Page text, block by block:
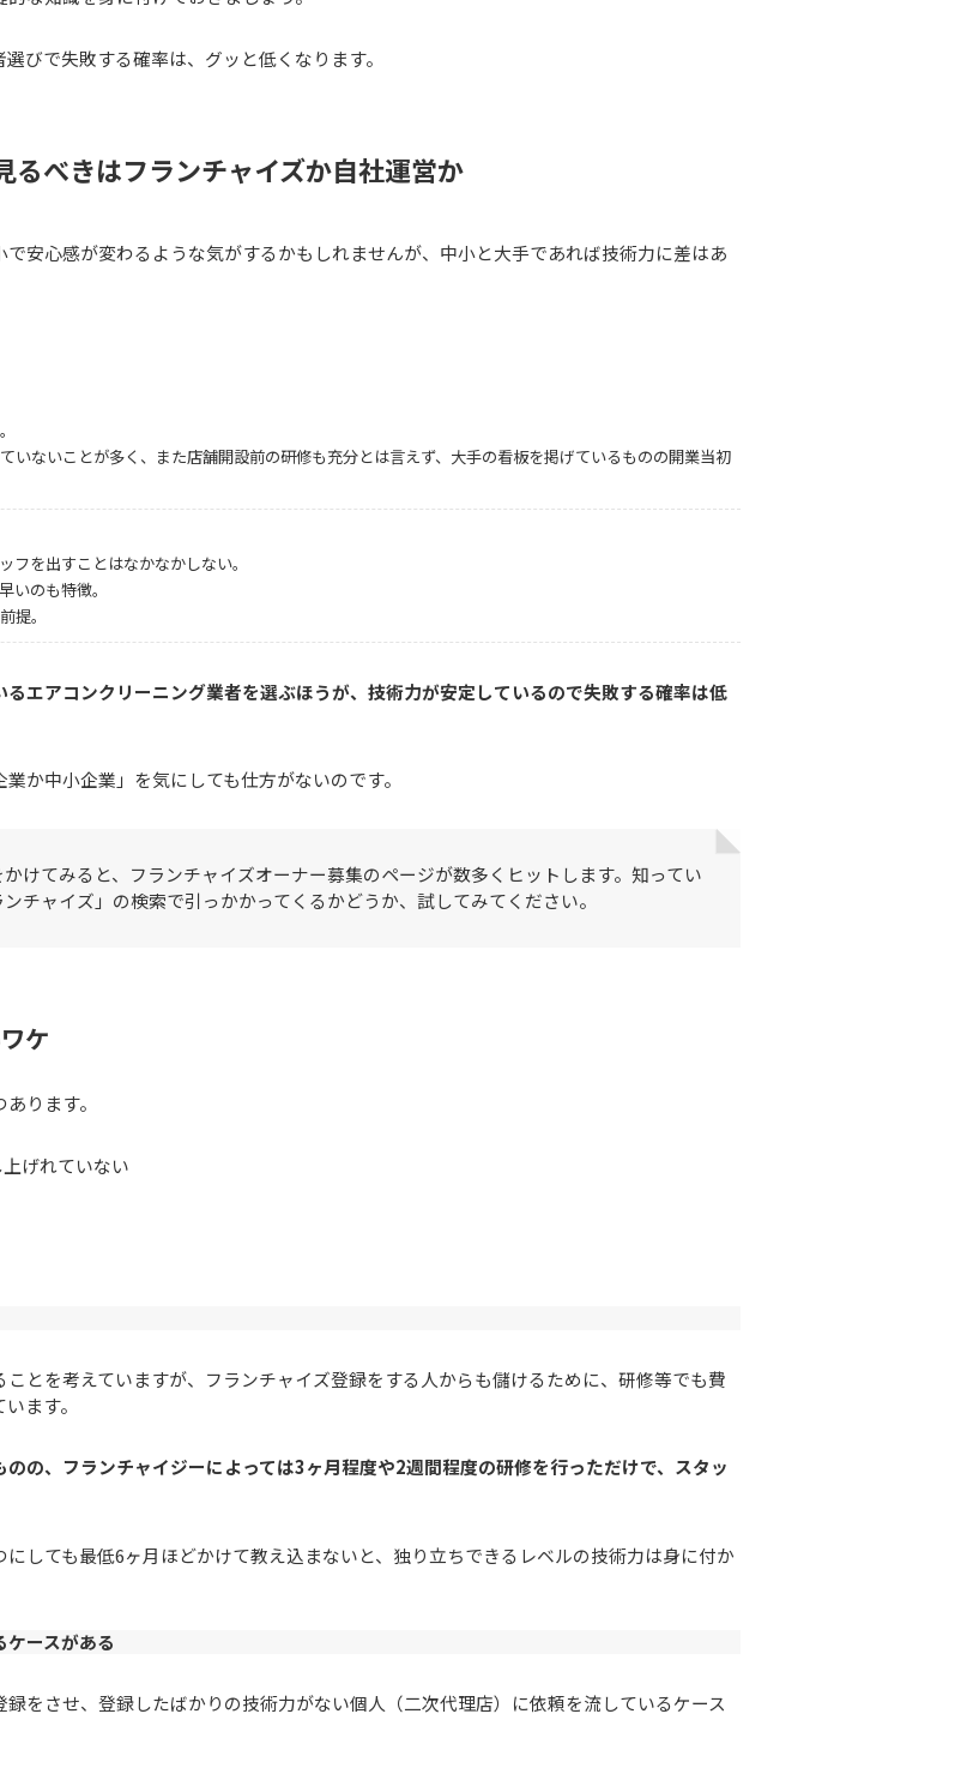
びで失敗する確率は、グッと低くなります。
べきはフランチャイズか自社運営か
安心感が変わるような気がするかもしれませんが、中小と大手であれば技術力に差はあ
いないことが多く、また店舗開設前の研修も充分とは言えず、大手の看板を掲げているものの開業当初
を出すことはなかなかしない。
いのも特徴。
提。
るエアコンクリーニング業者を選ぶほうが、技術力が安定しているので失敗する確率は低
か中小企業」を気にしても仕方がないのです。
けてみると、フランチャイズオーナー募集のページが数多くヒットします。知ってい
チャイズ」の検索で引っかかってくるかどうか、試してみてください。
ケ
ります。
げれていない
とを考えていますが、フランチャイズ登録をする人からも儲けるために、研修等でも費
ます。
の、フランチャイジーによっては3ヶ月程度や2週間程度の研修を行っただけで、スタッ
しても最低6ヶ月ほどかけて教え込まないと、独り立ちできるレベルの技術力は身に付か
ースがある
をさせ、登録したばかりの技術力がない個人（二次代理店）に依頼を流しているケース